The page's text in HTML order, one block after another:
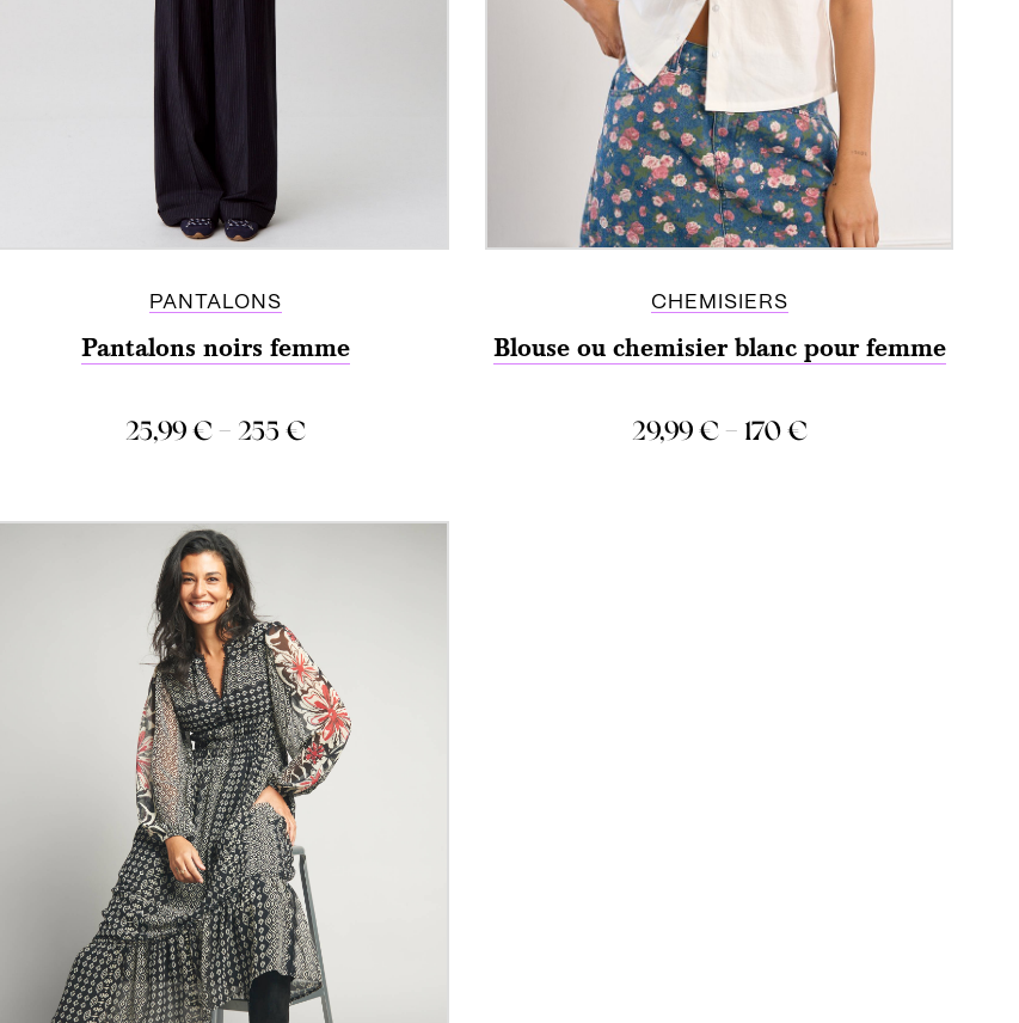
PANTALONS
Pantalons noirs femme
25,99€– 255€
COMPARER
CHEMISIERS
Blouse ou chemisier blanc pour femme
29,99€– 170€